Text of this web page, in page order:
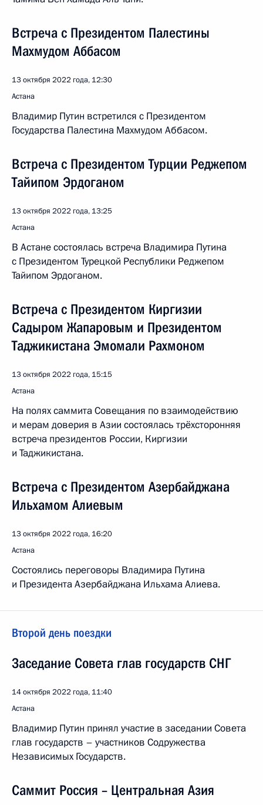
Встреча с Президентом Палестины
Махмудом Аббасом
13 октября 2022 года, 12:30
Астана
Владимир Путин встретился с Президентом
Государства Палестина Махмудом Аббасом.
Встреча с Президентом Турции Реджепом
Тайипом Эрдоганом
13 октября 2022 года, 13:25
Астана
В Астане состоялась встреча Владимира Путина
с Президентом Турецкой Республики Реджепом
Тайипом Эрдоганом.
Встреча с Президентом Киргизии
Садыром Жапаровым и Президентом
Таджикистана Эмомали Рахмоном
13 октября 2022 года, 15:15
Астана
На полях саммита Совещания по взаимодействию
и мерам доверия в Азии состоялась трёхсторонняя
встреча президентов России, Киргизии
и Таджикистана.
Встреча с Президентом Азербайджана
Ильхамом Алиевым
13 октября 2022 года, 16:20
Астана
Состоялись переговоры Владимира Путина
и Президента Азербайджана Ильхама Алиева.
Второй день поездки
Заседание Совета глав государств СНГ
14 октября 2022 года, 11:40
Астана
Владимир Путин принял участие в заседании Совета
глав государств – участников Содружества
Независимых Государств.
Саммит Россия – Центральная Азия